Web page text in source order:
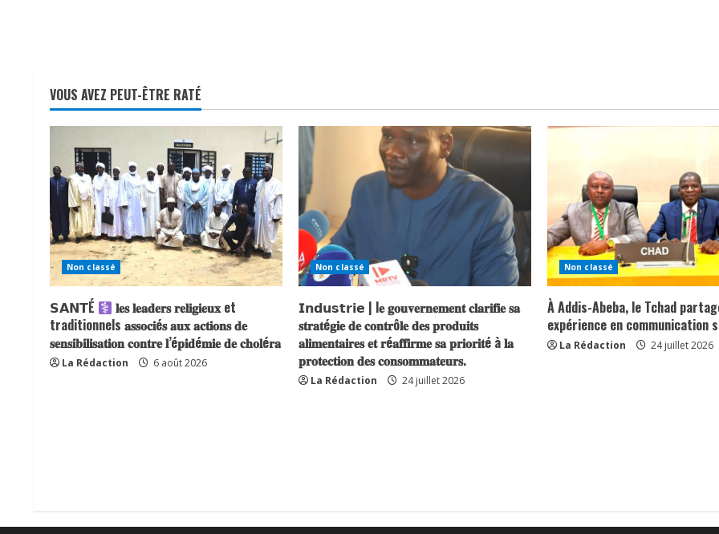
VOUS AVEZ PEUT-ÊTRE RATÉ
Non classé
𝗦𝗔𝗡𝗧É
𝐥𝐞𝐬 𝐥𝐞𝐚𝐝𝐞𝐫𝐬 𝐫𝐞𝐥𝐢𝐠𝐢𝐞𝐮𝐱 et
traditionnels 𝐚𝐬𝐬𝐨𝐜𝐢é𝐬 𝐚𝐮𝐱 𝐚𝐜𝐭𝐢𝐨𝐧𝐬 𝐝𝐞
𝐬𝐞𝐧𝐬𝐢𝐛𝐢𝐥𝐢𝐬𝐚𝐭𝐢𝐨𝐧 𝐜𝐨𝐧𝐭𝐫𝐞 𝐥’é𝐩𝐢𝐝é𝐦𝐢𝐞 𝐝𝐞 𝐜𝐡𝐨𝐥é𝐫𝐚
La Rédaction 6 août 2026
Non classé
𝗜𝗻𝗱𝘂𝘀𝘁𝗿𝗶𝗲 | l𝐞 𝐠𝐨𝐮𝐯𝐞𝐫𝐧𝐞𝐦𝐞𝐧𝐭 𝐜𝐥𝐚𝐫𝐢𝐟𝐢𝐞 𝐬𝐚
𝐬𝐭𝐫𝐚𝐭é𝐠𝐢𝐞 𝐝𝐞 𝐜𝐨𝐧𝐭𝐫ô𝐥𝐞 𝐝𝐞𝐬 𝐩𝐫𝐨𝐝𝐮𝐢𝐭𝐬
𝐚𝐥𝐢𝐦𝐞𝐧𝐭𝐚𝐢𝐫𝐞𝐬 𝐞𝐭 𝐫é𝐚𝐟𝐟𝐢𝐫𝐦𝐞 𝐬𝐚 𝐩𝐫𝐢𝐨𝐫𝐢𝐭é à 𝐥𝐚
𝐩𝐫𝐨𝐭𝐞𝐜𝐭𝐢𝐨𝐧 𝐝𝐞𝐬 𝐜𝐨𝐧𝐬𝐨𝐦𝐦𝐚𝐭𝐞𝐮𝐫𝐬.
La Rédaction 24 juillet 2026
Non classé
À Addis-Abeba, le Tchad
expérience en communication
La Rédaction 24 juillet 2026